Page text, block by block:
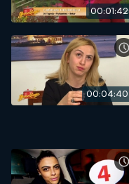
00:01:42
00:04:40